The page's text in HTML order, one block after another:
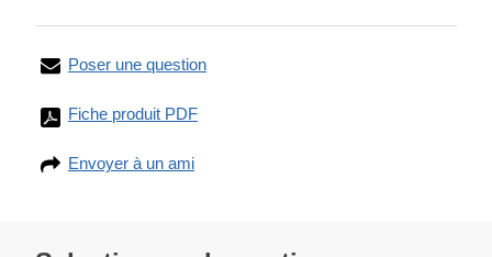
Poser une question
Fiche produit PDF
Envoyer à un ami